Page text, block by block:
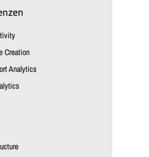
Creation
Analytics